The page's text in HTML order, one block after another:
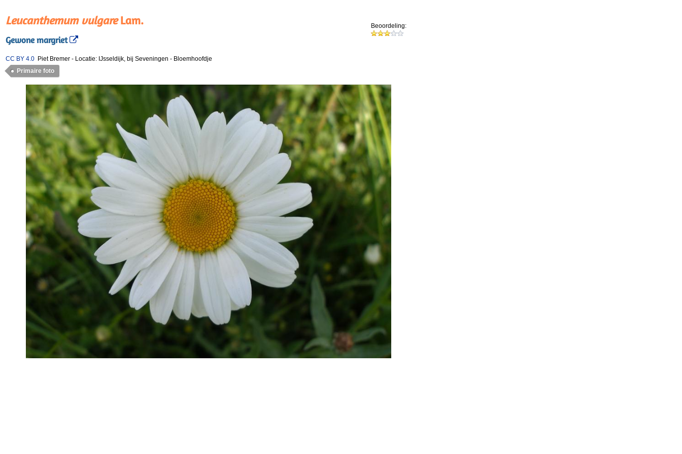
Leucanthemum vulgareLam.
Gewone margriet
Beoordeling:
CC BY 4.0 Piet Bremer - Locatie: IJsseldijk, bij Seveningen - Bloemhoofdje
Primaire foto